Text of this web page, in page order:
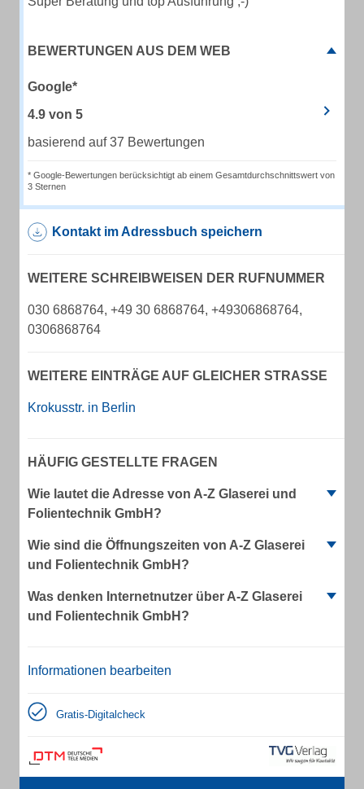
BEWERTUNGEN AUS DEM WEB
Google*
4.9 von 5
basierend auf 37 Bewertungen
* Google-Bewertungen berücksichtigt ab einem Gesamtdurchschnittswert von
3 Sternen
Kontakt im Adressbuch speichern
WEITERE SCHREIBWEISEN DER RUFNUMMER
030 6868764, +49 30 6868764, +49306868764,
0306868764
WEITERE EINTRÄGE AUF GLEICHER STRASSE
Krokusstr. in Berlin
HÄUFIG GESTELLTE FRAGEN
Wie lautet die Adresse von A-Z Glaserei und
Folientechnik GmbH?
Wie sind die Öffnungszeiten von A-Z Glaserei
und Folientechnik GmbH?
Was denken Internetnutzer über A-Z Glaserei
und Folientechnik GmbH?
Informationen bearbeiten
Gratis-Digitalcheck